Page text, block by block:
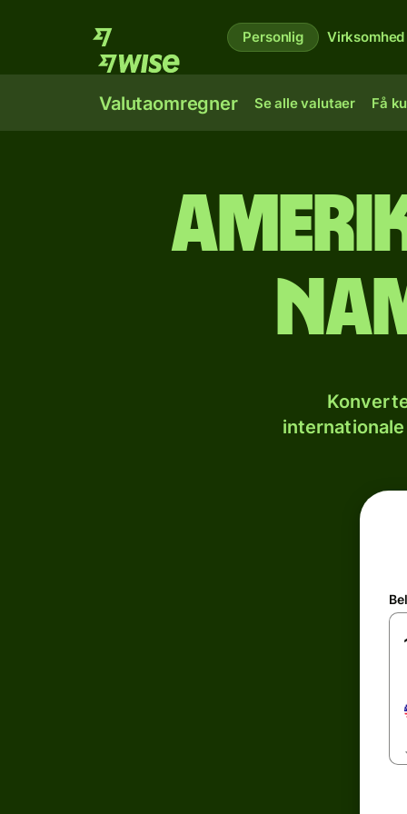
Personlig Virksomhed
Valutaomregner Se alle valutaer Få